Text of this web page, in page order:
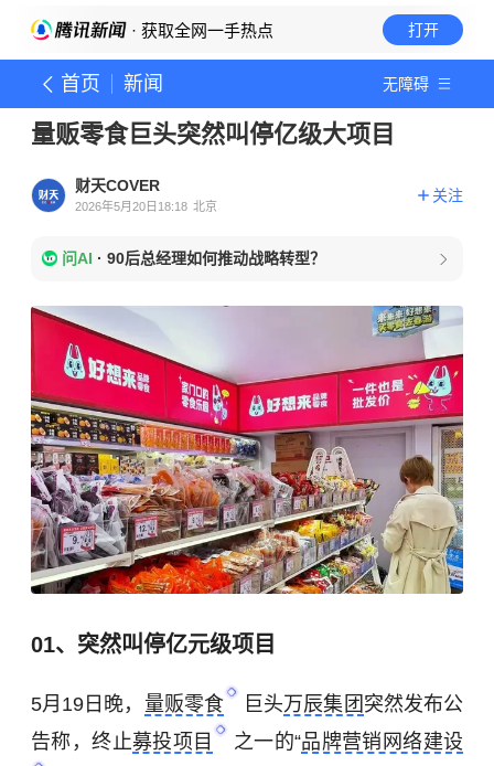
· 获取全网一手热点 打开
首页 新闻 无障碍
量贩零食巨头突然叫停亿级大项目
财天COVER
2026年5月20日18:18 北京
关注
问AI · 90后总经理如何推动战略转型？
01、突然叫停亿元级项目
5月19日晚， 量贩零食 巨头万辰集团 突然发布公
告称，终止募投项目 之一的“品牌营销网络建设